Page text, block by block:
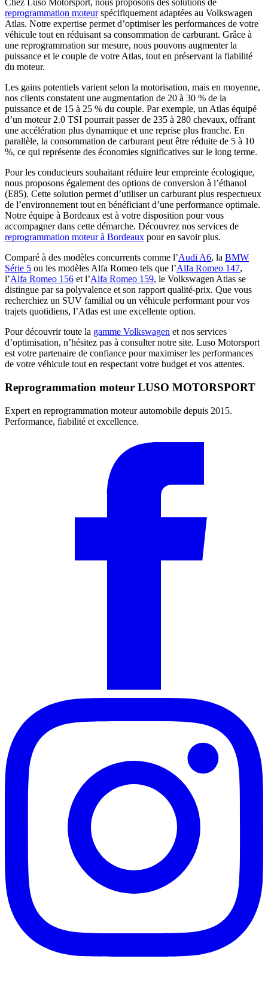
Chez Luso Motorsport, nous proposons des solutions de
reprogrammation moteurspécifiquement adaptées au Volkswagen
Atlas. Notre expertise permet d’optimiser les performances de votre
véhicule tout en réduisant sa consommation de carburant. Grâce à
une reprogrammation sur mesure, nous pouvons augmenter la
puissance et le couple de votre Atlas, tout en préservant la fiabilité
du moteur.
Les gains potentiels varient selon la motorisation, mais en moyenne,
nos clients constatent une augmentation de 20 à 30 % de la
puissance et de 15 à 25 % du couple. Par exemple, un Atlas équipé
d’un moteur 2.0 TSI pourrait passer de 235 à 280 chevaux, offrant
une accélération plus dynamique et une reprise plus franche. En
parallèle, la consommation de carburant peut être réduite de 5 à 10
%, ce qui représente des économies significatives sur le long terme.
Pour les conducteurs souhaitant réduire leur empreinte écologique,
nous proposons également des options de conversion à l’éthanol
(E85). Cette solution permet d’utiliser un carburant plus respectueux
de l’environnement tout en bénéficiant d’une performance optimale.
Notre équipe à Bordeaux est à votre disposition pour vous
accompagner dans cette démarche. Découvrez nos services de
reprogrammation moteur à Bordeaux pour en savoir plus.
Comparé à des modèles concurrents comme l’Audi A6, la BMW
Série 5 ou les modèles Alfa Romeo tels que l’Alfa Romeo 147,
l’Alfa Romeo 156 et l’Alfa Romeo 159, le Volkswagen Atlas se
distingue par sa polyvalence et son rapport qualité-prix. Que vous
recherchiez un SUV familial ou un véhicule performant pour vos
trajets quotidiens, l’Atlas est une excellente option.
Pour découvrir toute la gamme Volkswagen et nos services
d’optimisation, n’hésitez pas à consulter notre site. Luso Motorsport
est votre partenaire de confiance pour maximiser les performances
de votre véhicule tout en respectant votre budget et vos attentes.
Reprogrammation moteur LUSO MOTORSPORT
Expert en reprogrammation moteur automobile depuis 2015.
Performance, fiabilité et excellence.